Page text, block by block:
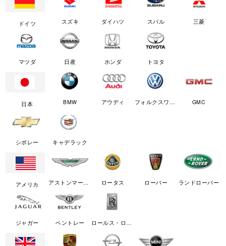
ドイツ スズキ ダイハツ スバル 三菱
マツダ 日産 ホンダ トヨタ
日本 BMW アウディ フォルクスワーゲン GMC
シボレー キャデラック
アメリカ アストンマーチン ロータス ローバー ランドローバー
ジャガー ベントレー ロールス・ロイス